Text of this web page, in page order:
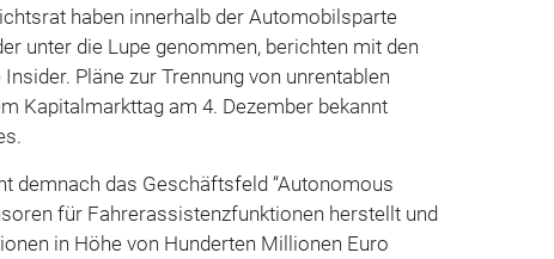
haben innerhalb der Automobilsparte
unter die Lupe genommen, berichten mit den
Pläne zur Trennung von unrentablen
Kapitalmarkttag am 4. Dezember bekannt
demnach das Geschäftsfeld “Autonomous
für Fahrerassistenzfunktionen herstellt und
in Höhe von Hunderten Millionen Euro